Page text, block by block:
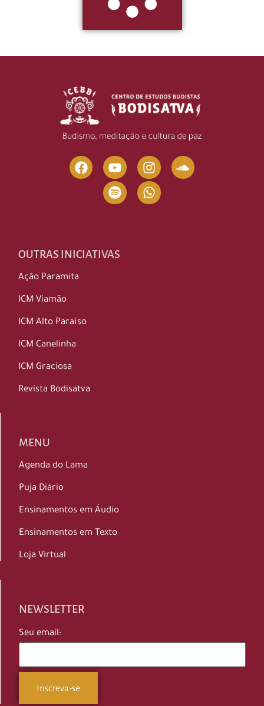
OUTRAS INICIATIVAS
Ação Paramita
ICM Viamão
ICM Alto Paraíso
ICM Canelinha
ICM Graciosa
Revista Bodisatva
MENU
Agenda do Lama
Puja Diário
Ensinamentos em Áudio
Ensinamentos em Texto
Loja Virtual
NEWSLETTER
Seu email: